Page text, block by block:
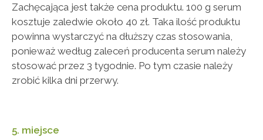
Zachęcająca jest także cena produktu. 100 g serum
kosztuje zaledwie około 40 zł. Taka ilość produktu
powinna wystarczyć na dłuższy czas stosowania,
ponieważ według zaleceń producenta serum należy
stosować przez 3 tygodnie. Po tym czasie należy
zrobić kilka dni przerwy.
5. miejsce